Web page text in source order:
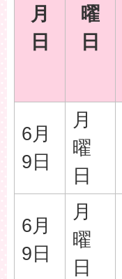
月
日
曜
日
6月
9日
月
曜
日
6月
9日
月
曜
日